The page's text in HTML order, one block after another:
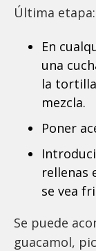
Última etapa:
En
una
la
mezcla.
Poner
rellenas
se vea
Se puede
guacamol,